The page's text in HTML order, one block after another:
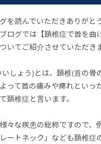
を読んでいただきありがと
ログでは【頚椎症で首を曲
いてご紹介させていただき
しょう)とは、頚椎(首の骨
って首の痛みや痺れといっ
頚椎症と言います。
々な疾患の総称ですので、
ートネック」なども頚椎症